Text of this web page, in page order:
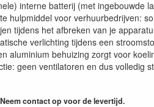
interne batterij (met ingebouwde
hulpmiddel voor verhuurbedrijven:
tijdens het afbreken van je
verlichting tijdens een
aluminium behuizing zorgt voor
geen ventilatoren en dus volledig
Neem contact op voor de levertijd.